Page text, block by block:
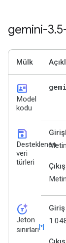
gemini-3.
Mülk
id_card
Model
kodu
save
Desteklenen
veri
türleri
Çıkış
Metin
token_auto
Jeton
sınırları [*]
Giriş